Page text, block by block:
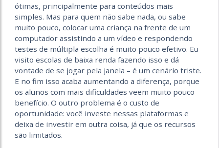
ótimas, principalmente para conteúdos mais
simples. Mas para quem não sabe nada, ou sabe
muito pouco, colocar uma criança na frente de um
computador assistindo a um vídeo e respondendo
testes de múltipla escolha é muito pouco efetivo. Eu
visito escolas de baixa renda fazendo isso e dá
vontade de se jogar pela janela – é um cenário triste.
E no fim isso acaba aumentando a diferença, porque
os alunos com mais dificuldades veem muito pouco
benefício. O outro problema é o custo de
oportunidade: você investe nessas plataformas e
deixa de investir em outra coisa, já que os recursos
são limitados.